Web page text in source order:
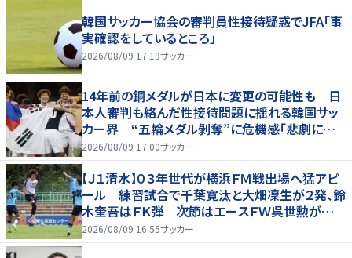
韓国サッカー協会の審判員性接待疑惑でJFA「事
実確認をしているところ」
2026/08/09 17:19サッカー
14年前の銅メダルが日本に変更の可能性も 日
本人審判も絡んだ性接待問題に揺れる韓国サッ
カー界 “五輪メダル剝奪”に危機感「悲劇に見
舞われる」
2026/08/09 17:00サッカー
【Ｊ１清水】０３年世代が横浜ＦＭ戦出場へ猛アピ
ール 練習試合で千葉寛汰と大畑凜生が２発、鈴
木奎吾はＦＫ弾 次節はエースＦＷ呉世勲が出
場停止
2026/08/09 16:55サッカー